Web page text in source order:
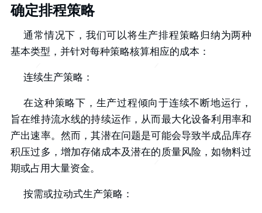
确定排程策略
通常情况下，我们可以将生产排程策略归纳为两种
基本类型，并针对每种策略核算相应的成本：
连续生产策略：
在这种策略下，生产过程倾向于连续不断地运行，
旨在维持流水线的持续运作，从而最大化设备利用率和
产出速率。然而，其潜在问题是可能会导致半成品库存
积压过多，增加存储成本及潜在的质量风险，如物料过
期或占用大量资金。
按需或拉动式生产策略：